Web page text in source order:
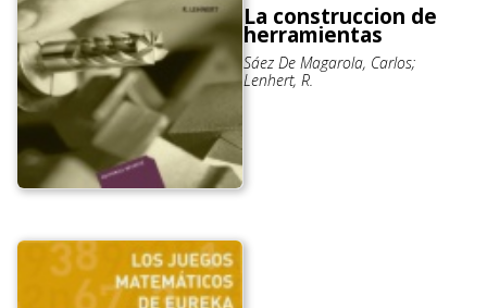
La construccion de
herramientas
Sáez De Magarola, Carlos;
Lenhert, R.